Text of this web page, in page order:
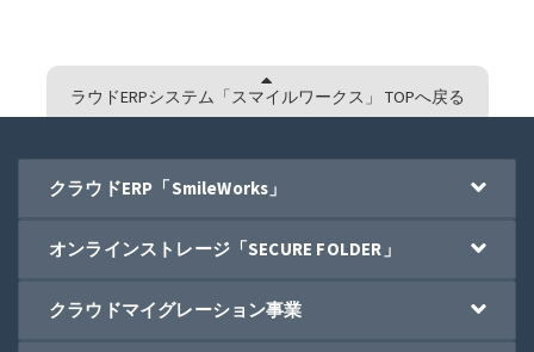
ラウドERPシステム「スマイルワークス」 TOPへ戻る
クラウドERP「SmileWorks」
オンラインストレージ「SECURE FOLDER」
クラウドマイグレーション事業